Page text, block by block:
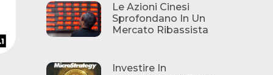
Le Azioni Cinesi
Sprofondano In Un
Mercato Ribassista
Investire In